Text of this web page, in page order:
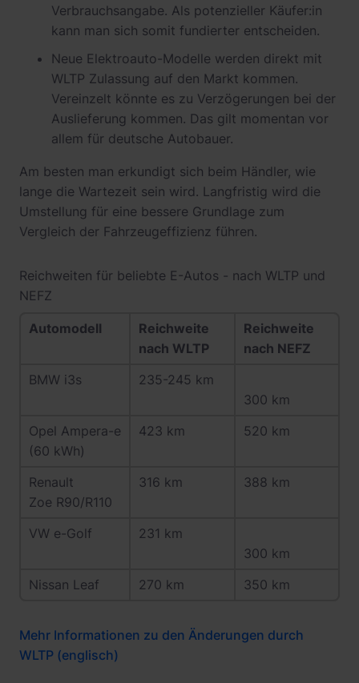
Verbrauchsangabe. Als potenzieller Käufer:in
kann man sich somit fundierter entscheiden.
Neue Elektroauto-Modelle werden direkt mit
WLTP Zulassung auf den Markt kommen.
Vereinzelt könnte es zu Verzögerungen bei der
Auslieferung kommen. Das gilt momentan vor
allem für deutsche Autobauer.
Am besten man erkundigt sich beim Händler, wie
lange die Wartezeit sein wird. Langfristig wird die
Umstellung für eine bessere Grundlage zum
Vergleich der Fahrzeugeffizienz führen.
Reichweiten für beliebte E-Autos - nach WLTP und
NEFZ
Automodell
Reichweite
nach WLTP
Reichweite
nach NEFZ
BMW i3s
235-245 km
300 km
Opel Ampera-e
(60 kWh)
423 km 520 km
Renault
Zoe R90/R110
316 km 388 km
VW e-Golf
231 km
300 km
Nissan Leaf
270 km 350 km
Mehr Informationen zu den Änderungen durch
WLTP (englisch)